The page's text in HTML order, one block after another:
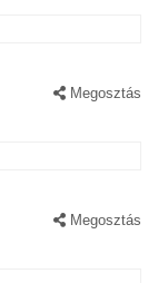
Megosztás
Megosztás